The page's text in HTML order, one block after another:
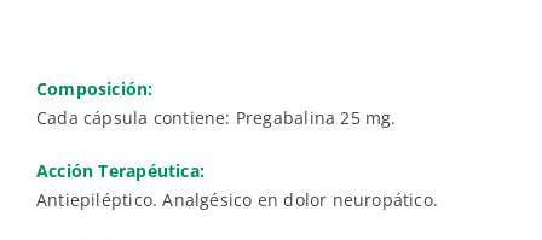
Composición:
Cada cápsula contiene: Pregabalina 25 mg.
Acción Terapéutica:
Antiepiléptico. Analgésico en dolor neuropático.